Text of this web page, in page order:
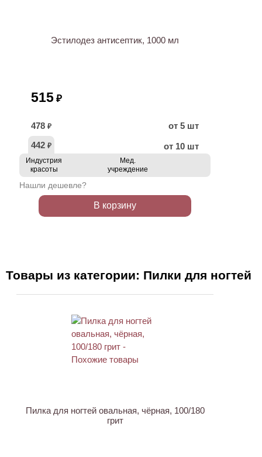
Эстилодез антисептик, 1000 мл
515 ₽
478 ₽
от 5 шт
442 ₽ от 10 шт
Индустрия
красоты
Мед.
учреждение
Нашли дешевле?
В корзину
Товары из категории: Пилки для ногтей
Пилка для ногтей овальная, чёрная, 100/180
грит